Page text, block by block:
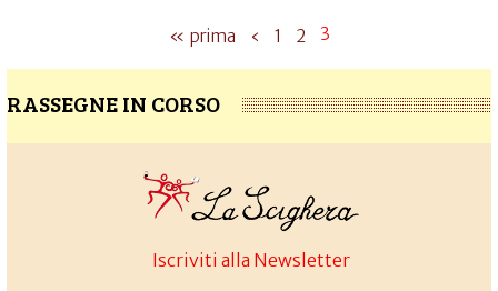
« prima ‹ 1 2 3
RASSEGNE IN CORSO
Iscriviti alla Newsletter